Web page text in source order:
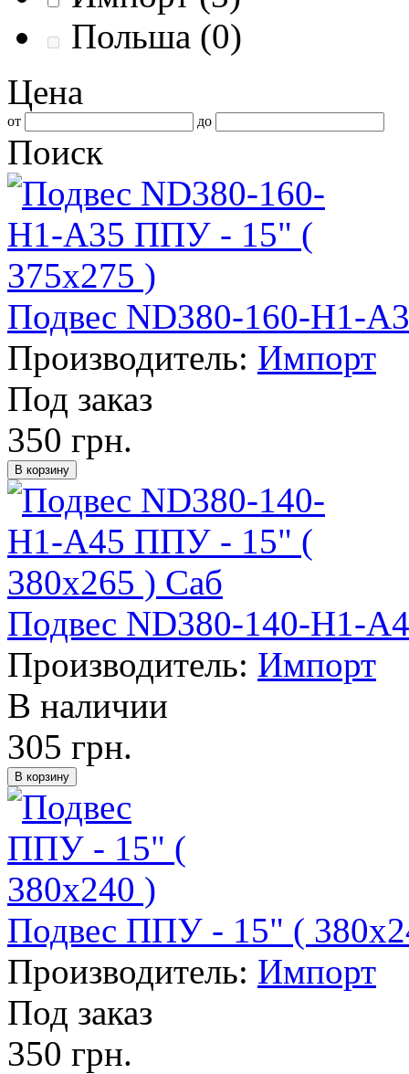
Польша (0)
Цена
от до
Поиск
Подвес ND380-160-H1-
Производитель: Импорт
Под заказ
350 грн.
Подвес ND380-140-H1-
Производитель: Импорт
В наличии
305 грн.
Подвес ППУ - 15" (
Производитель: Импорт
Под заказ
350 грн.